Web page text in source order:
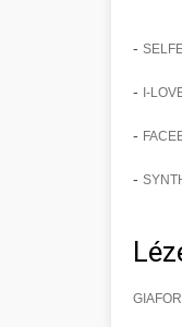
-
- I-
-
-